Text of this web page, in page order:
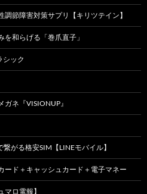
節障害対策サプリ【キリツテイン】
和らげる「巻爪直子」
シック
ネ『VISIONUP』
がる格安SIM【LINEモバイル】
ード＋キャッシュカード＋電子マネー
ロ電報】